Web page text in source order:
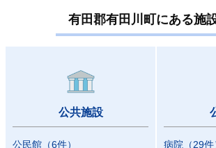
有田郡有田川町にある施
公共施設
公民館 （6件） 病院 （29件